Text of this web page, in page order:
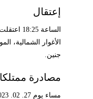
إعتقال
الساعة
الأغوار الشمالية،
جنين.
مصادرة